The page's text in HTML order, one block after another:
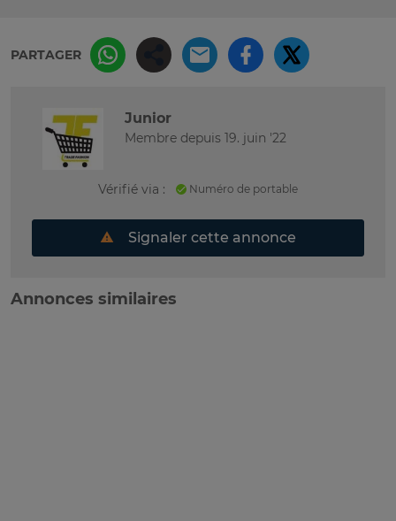
PARTAGER
Junior
Membre depuis 19. juin '22
Vérifié via : Numéro de portable
Signaler cette annonce
Annonces similaires